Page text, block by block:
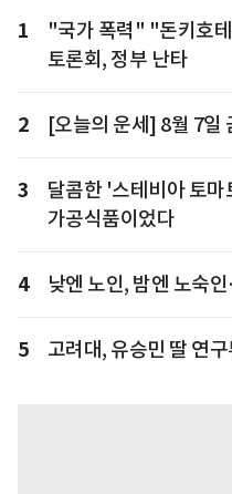
1
"국가 폭력" "돈키호
토론회, 정부 난타
2 [오늘의 운세] 8월 7일
3
달콤한 '스테비아 토마
가공식품이었다
4 낮엔 노인, 밤엔 노숙
5 고려대, 유승민 딸 연